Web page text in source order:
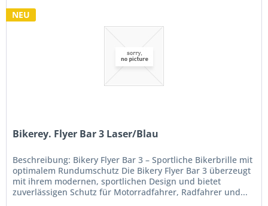
NEU
Bikerey. Flyer Bar 3 Laser/Blau
Beschreibung: Bikery Flyer Bar 3 – Sportliche Bikerbrille mit
optimalem Rundumschutz Die Bikery Flyer Bar 3 überzeugt
mit ihrem modernen, sportlichen Design und bietet
zuverlässigen Schutz für Motorradfahrer, Radfahrer und...